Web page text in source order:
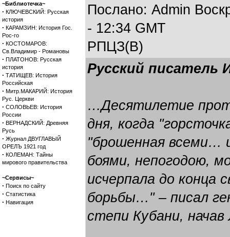
~Библиотечка~
· КЛЮЧЕВСКИЙ: Русская
история
· КАРАМЗИН: История Гос.
Рос-го
· КОСТОМАРОВ:
Св.Владимир - Романовы
· ПЛАТОНОВ: Русская
история
· ТАТИЩЕВ: История
Российская
· Митр.МАКАРИЙ: История
Рус. Церкви
· СОЛОВЬЕВ: История
России
· ВЕРНАДСКИЙ: Древняя
Русь
· Журнал ДВУГЛАВЫЙ
ОРЕЛЪ 1921 год
· КОЛЕМАН: Тайны
мирового правительства
~Сервисы~
· Поиск по сайту
· Статистика
· Навигация
Послано: Admin
- 12:34 GMT
РПЦЗ(В)
Русский писатель
…Десятилетие
дня, когда
"брошенная всеми…
боями, непогодою,
исчерпала до конца
борьбы…" – писал
степи Кубани,